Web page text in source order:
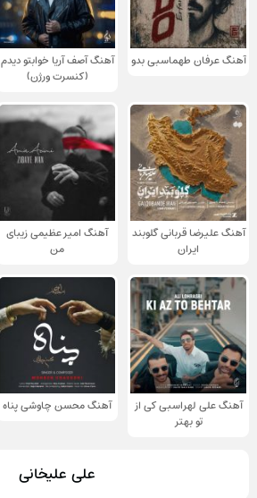
آهنگ عرفان طهماسبی بدو
آهنگ آصف آریا خوابتو دیدم
(کنسرت ورژن)
آهنگ علیرضا قربانی گلوبند
ایران
آهنگ امیر عظیمی زیبای
من
آهنگ علی لهراسبی کی از
تو ‌بهتر
آهنگ محسن چاوشی پناه
علی علیخانی